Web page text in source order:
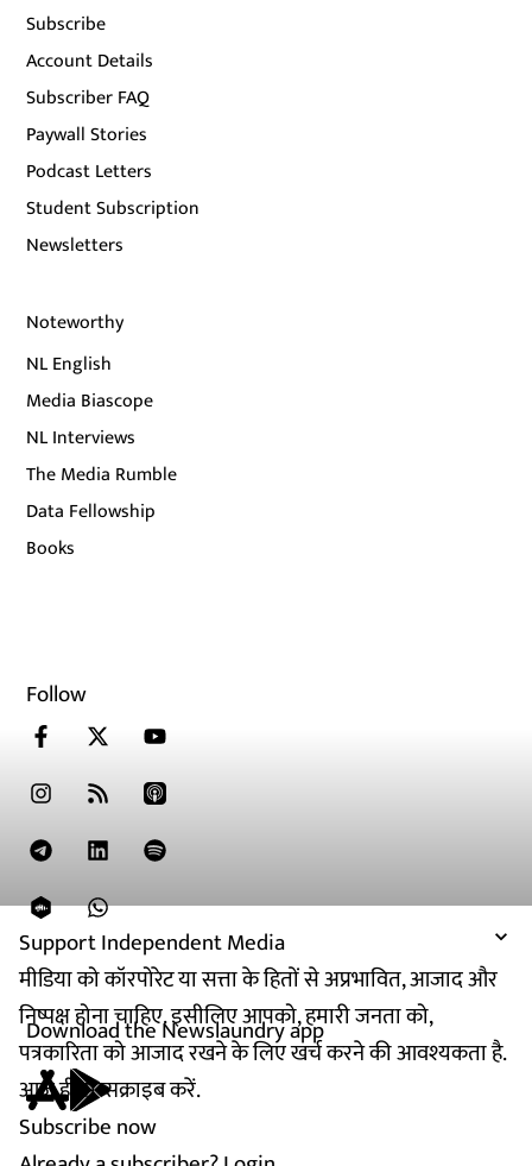
Support Independent Media
मीडिया को कॉरपोरेट या सत्ता के हितों से अप्रभावित, आजाद और
निष्पक्ष होना चाहिए. इसीलिए आपको, हमारी जनता को,
पत्रकारिता को आजाद रखने के लिए खर्च करने की आवश्यकता है.
आज ही सब्सक्राइब करें.
Subscribe now
Subscribe
Account Details
Subscriber FAQ
Paywall Stories
Podcast Letters
Student Subscription
Newsletters
Noteworthy
NL English
Media Biascope
NL Interviews
The Media Rumble
Data Fellowship
Books
Follow
Download the Newslaundry app